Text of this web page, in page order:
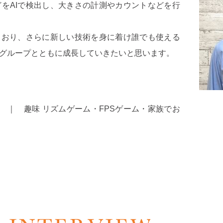
AIで検出し、大きさの計測やカウントなどを行
り、さらに新しい技術を身に着け誰でも使える
ループとともに成長していきたいと思います。
趣味 リズムゲーム・FPSゲーム・家族でお